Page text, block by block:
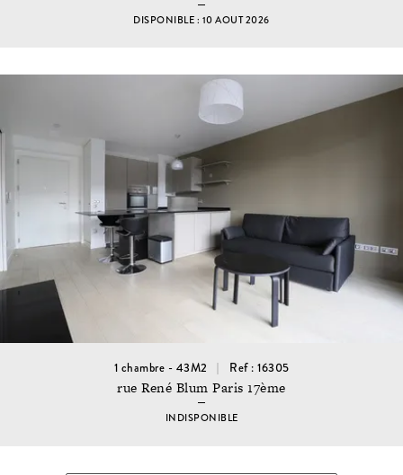
DISPONIBLE : 10 AOUT 2026
1 chambre - 43M2 Ref : 16305
rue René Blum Paris 17ème
INDISPONIBLE